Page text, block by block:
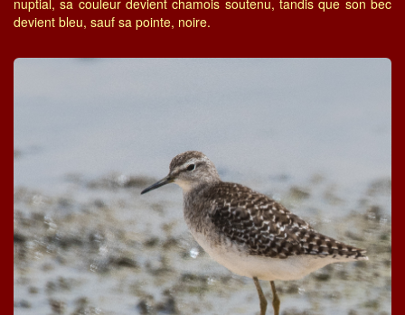
nuptial, sa couleur devient chamois soutenu, tandis que son bec
devient bleu, sauf sa pointe, noire.